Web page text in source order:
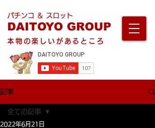
パチンコ ＆ スロット
DAITOYO GROUP
本物の楽しいがあるところ
記事
全ての記事
2022年6月21日